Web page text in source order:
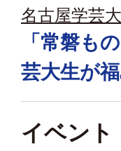
名古屋学芸
「常磐も
芸大生が
イベント